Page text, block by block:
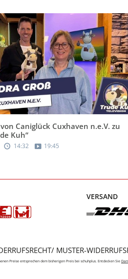
Caniglück Cuxhaven n.e.V. zu
Kuh“
14:32 19:45
VERSAND
MUSTER-
Preise entsprechen dem bisherigen Preis bei schuhplus. Entdecken Sie